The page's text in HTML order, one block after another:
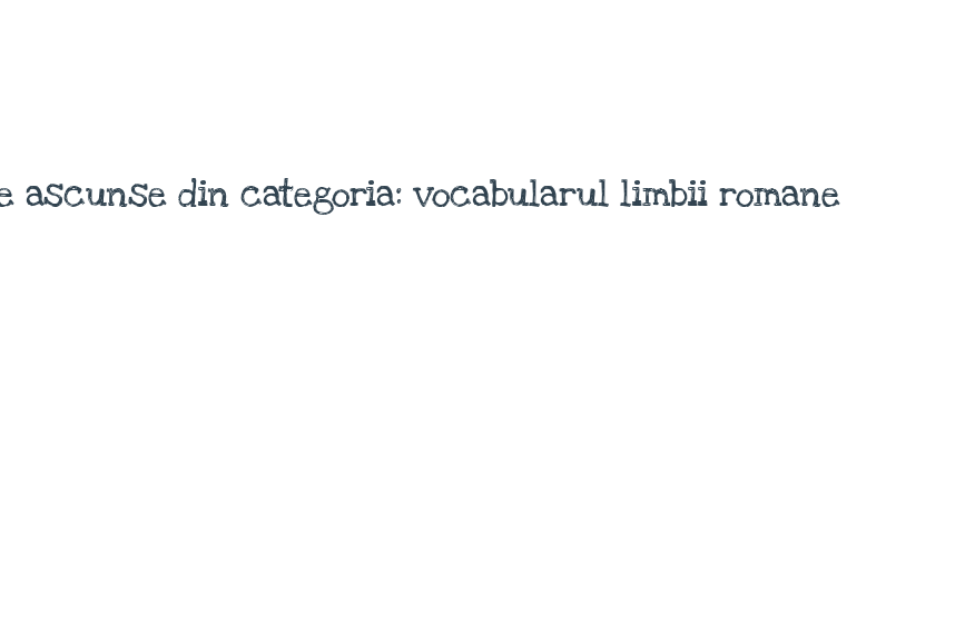
ascunse din categoria: vocabularul limbii romane